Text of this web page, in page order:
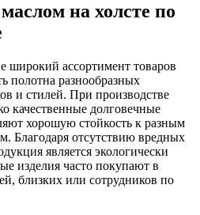
на холсте по
широкий ассортимент товаров
полотна разнообразных
и стилей. При производстве
качественные долговечные
хорошую стойкость к разным
Благодаря отсутствию вредных
является экологически
изделия часто покупают в
близких или сотрудников по